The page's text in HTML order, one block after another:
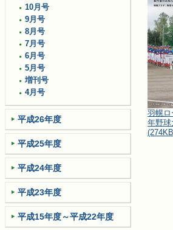
羽幌ロ
年野球
10月号
9月号
8月号
7月号
6月号
5月号
増刊号
4月号
平成26年度
平成25年度
平成24年度
平成23年度
平成15年度～平成22年度